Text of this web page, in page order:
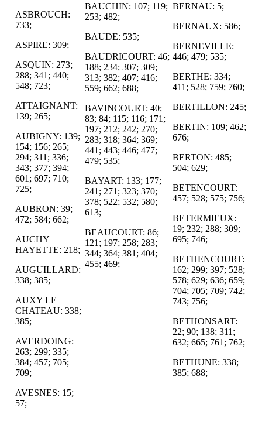
ASBROUCH:
733;
ASPIRE: 309;
ASQUIN: 273;
288; 341; 440;
548; 723;
ATTAIGNANT:
139; 265;
AUBIGNY: 139;
154; 156; 265;
294; 311; 336;
343; 377; 394;
601; 697; 710;
725;
AUBRON: 39;
472; 584; 662;
AUCHY
HAYETTE: 218;
AUGUILLARD:
338; 385;
AUXY LE
CHATEAU: 338;
385;
AVERDOING:
263; 299; 335;
384; 457; 705;
709;
AVESNES: 15;
57;
BAUCHIN: 107; 119;
253; 482;
BAUDE: 535;
BAUDRICOURT: 46;
188; 234; 307; 309;
313; 382; 407; 416;
559; 662; 688;
BAVINCOURT: 40;
83; 84; 115; 116; 171;
197; 212; 242; 270;
283; 318; 364; 369;
441; 443; 446; 477;
479; 535;
BAYART: 133; 177;
241; 271; 323; 370;
378; 522; 532; 580;
613;
BEAUCOURT: 86;
121; 197; 258; 283;
344; 364; 381; 404;
455; 469;
BERNAU: 5;
BERNAUX: 586;
BERNEVILLE:
446; 479; 535;
BERTHE: 334;
411; 528; 759; 760;
BERTILLON: 245;
BERTIN: 109; 462;
676;
BERTON: 485;
504; 629;
BETENCOURT:
457; 528; 575; 756;
BETERMIEUX:
19; 232; 288; 309;
695; 746;
BETHENCOURT:
162; 299; 397; 528;
578; 629; 636; 659;
704; 705; 709; 742;
743; 756;
BETHONSART:
22; 90; 138; 311;
632; 665; 761; 762;
BETHUNE: 338;
385; 688;